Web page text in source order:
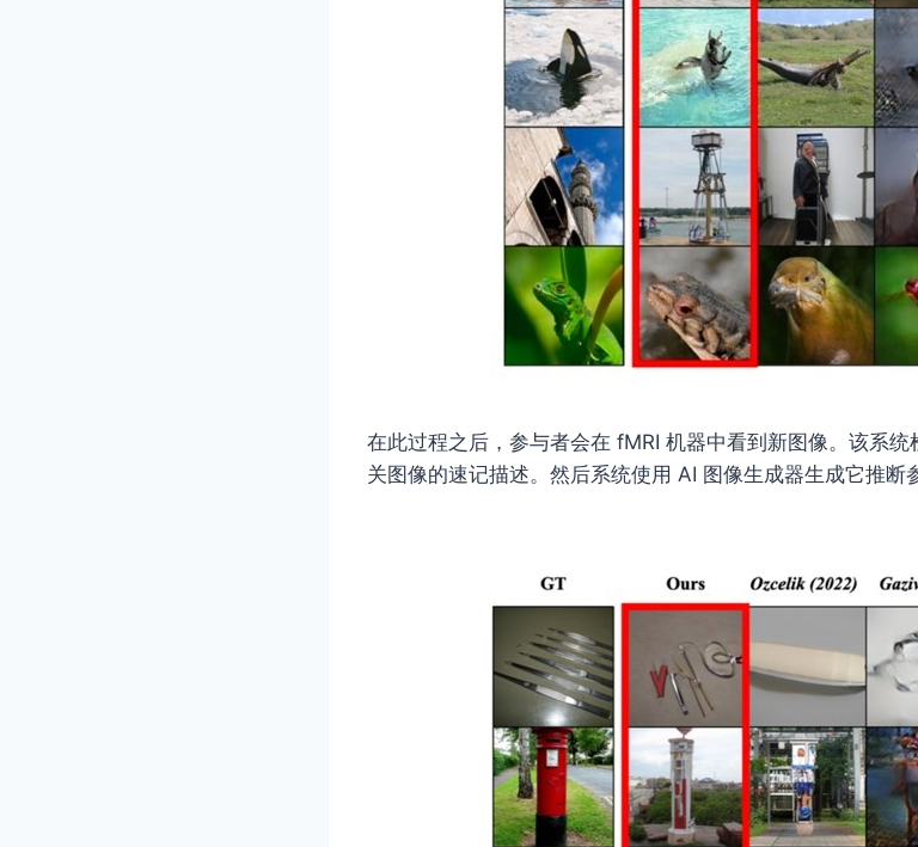
在此过程之后，参与者会在 fMRI 机器中看到新图像。该系
关图像的速记描述。然后系统使用 AI 图像生成器生成它推断